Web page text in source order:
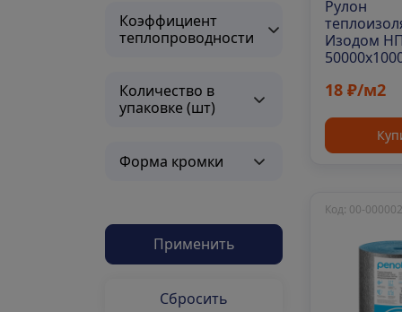
Коэффициент
теплопроводности
Количество в
упаковке (шт)
Форма кромки
Применить
Сбросить
Рулон
Изодом
18 ₽/м2
Код: 00-